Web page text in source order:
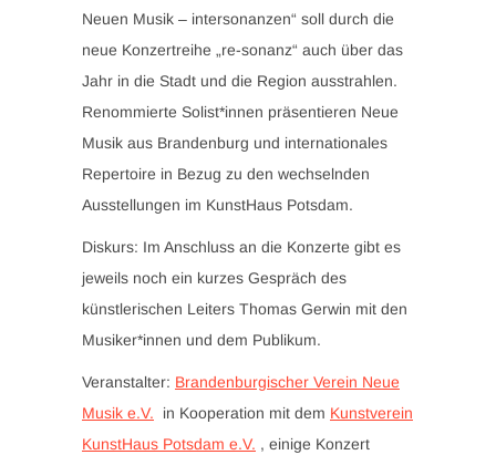
Neuen Musik – intersonanzen“ soll durch die
neue Konzertreihe „re-sonanz“ auch über das
Jahr in die Stadt und die Region ausstrahlen.
Renommierte Solist*innen präsentieren Neue
Musik aus Brandenburg und internationales
Repertoire in Bezug zu den wechselnden
Ausstellungen im KunstHaus Potsdam.
Diskurs: Im Anschluss an die Konzerte gibt es
jeweils noch ein kurzes Gespräch des
künstlerischen Leiters Thomas Gerwin mit den
Musiker*innen und dem Publikum.
Veranstalter: Brandenburgischer Verein Neue
Musik e.V. in Kooperation mit dem Kunstverein
KunstHaus Potsdam e.V. , einige Konzert